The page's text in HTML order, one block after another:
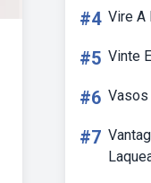
#4 Vire A
#5 Vinte
#6 Vasos
#7